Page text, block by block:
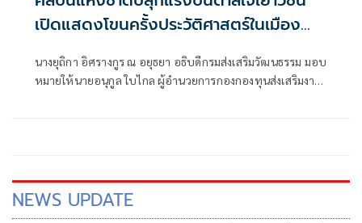
เปิดแสดงโขนครั้งประวัติศาสตร์ในเมือง
นางยุถิกา อิศรางกูร ณ อยุธยา อธิบดีกรมส่งเสริมวัฒนธรรม มอบ
หมายให้นายอนุกูล ใบไกล ผู้อำนวยการกองกองทุนส่งเสริมงาน
NEWS UPDATE